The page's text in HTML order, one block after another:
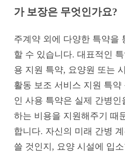
가 보장은 무엇인가요?
주계약 외에 다양한 특약을
할 수 있습니다. 대표적인
용 지원 특약, 요양원 또는
활동 보조 서비스 지원 특약
인 사용 특약은 실제 간병인
하는 비용을 지원해주기 때
합니다. 자신의 미래 간병
쓸 것인지, 요양 시설에 입